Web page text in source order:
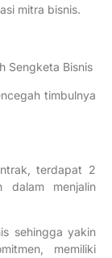
mitra bisnis.
Sengketa Bisnis
timbulnya
terdapat 2
dalam menjalin
sehingga yakin
memiliki